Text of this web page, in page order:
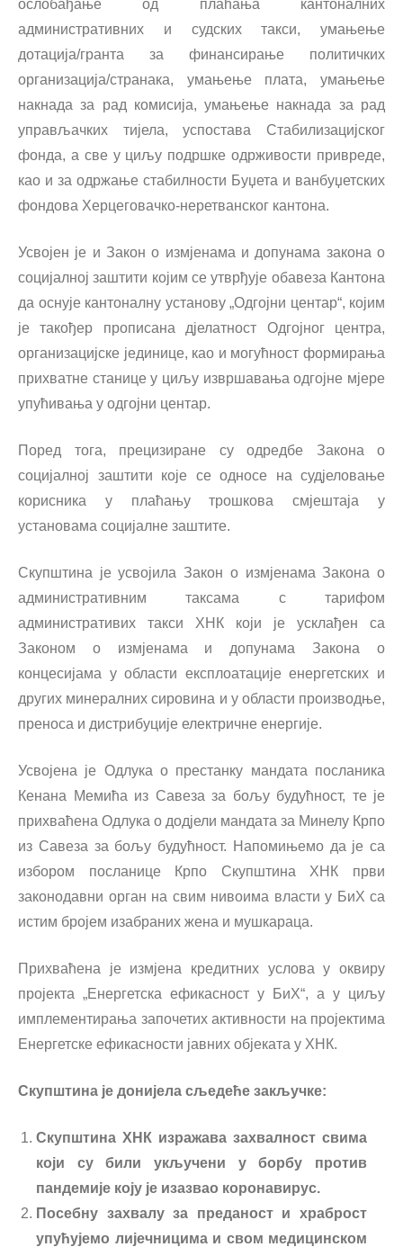
ослобађање од плаћања кантоналних
административних и судских такси, умањење
дотација/гранта за финансирање политичких
организација/странака, умањење плата, умањење
накнада за рад комисија, умањење накнада за рад
управљачких тијела, успостава Стабилизацијског
фонда, а све у циљу подршке одрживости привреде,
као и за одржање стабилности Буџета и ванбуџетских
фондова Херцеговачко-неретванског кантона.
Усвојен је и Закон о измјенама и допунама закона о
социјалној заштити којим се утврђује обавеза Кантона
да оснује кантоналну установу „Одгојни центар“, којим
је такођер прописана д‌јелатност Одгојног центра,
организацијске јединице, као и могућност формирања
прихватне станице у циљу извршавања одгојне мјере
упућивања у одгојни центар.
Поред тога, прецизиране су одредбе Закона о
социјалној заштити које се односе на суд‌јеловање
корисника у плаћању трошкова смјештаја у
установама социјалне заштите.
Скупштина је усвојила Закон о измјенама Закона о
административним таксама с тарифом
административих такси ХНК који је усклађен са
Законом о измјенама и допунама Закона о
концесијама у области експлоатације енергетских и
других минералних сировина и у области производње,
преноса и дистрибуције електричне енергије.
Усвојена је Одлука о престанку мандата посланика
Кенана Мемића из Савеза за бољу будућност, те је
прихваћена Одлука о дод‌јели мандата за Минелу Крпо
из Савеза за бољу будућност. Напомињемо да је са
избором посланице Крпо Скупштина ХНК први
законодавни орган на свим нивоима власти у БиХ са
истим бројем изабраних жена и мушкараца.
Прихваћена је измјена кредитних услова у оквиру
пројекта „Енергетска ефикасност у БиХ“, а у циљу
имплементирања започетих активности на пројектима
Енергетске ефикасности јавних објеката у ХНК.
Скупштина је донијела сљедеће закључке:
Скупштина ХНК изражава захвалност свима
који су били укључени у борбу против
пандемије коју је изазвао коронавирус.
Посебну захвалу за преданост и храброст
упућујемо лијечницима и свом медицинском